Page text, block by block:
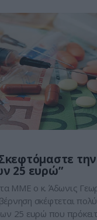
25 ευρώ”
ΜΜΕ ο κ. Άδωνις
σκέφτεται
25 ευρώ που